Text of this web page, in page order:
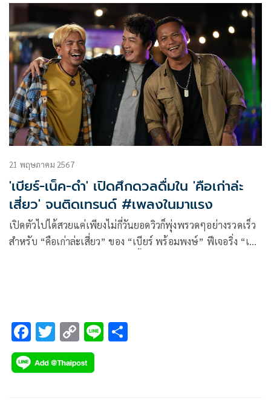
21 พฤษภาคม 2567
'เบียร์-เน็ค-ดำ' เปิดศึกดวลดื่มใน 'คือเก่าล่ะ
เสี่ยว' จนติดเทรนด์ #เพลงในมาแรง
เปิดตัวไปได้สวยแค่เพียงไม่กี่วันยอดวิวก็พุ่งพรวดๆอย่างรวดเร็ว
สำหรับ “คือเก่าล่ะเสี่ยว” ของ “เบียร์ พร้อมพงษ์” ฟีเจอริ่ง “เน็ค
F
ac
e
T
wi
tt
C
o
p
Li